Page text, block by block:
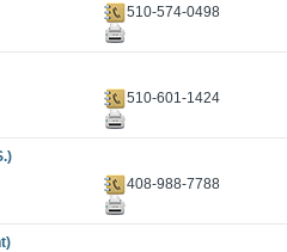
510-574-0498
510-601-1424
408-988-7788